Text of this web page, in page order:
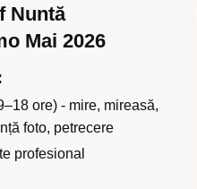
Nuntă
Mai 2026
ore) - mire, mireasă,
foto, petrecere
profesional